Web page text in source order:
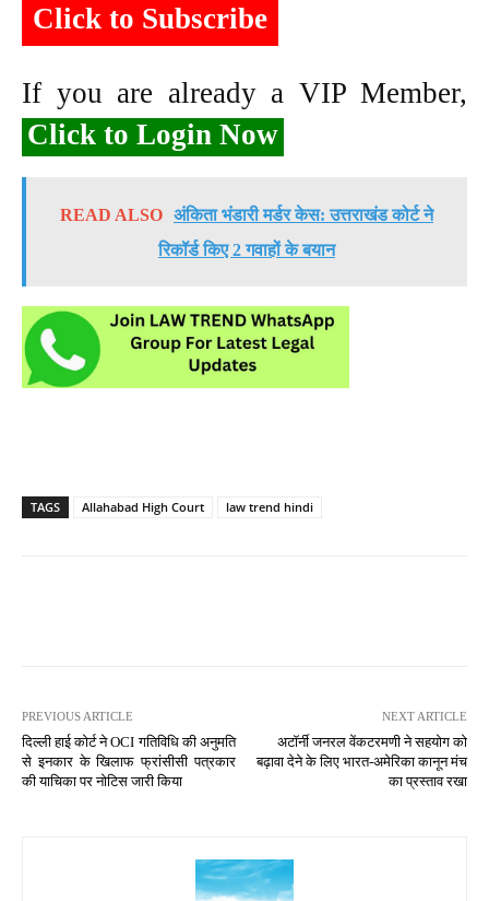
Click to Subscribe
If you are already a VIP Member,
Click to Login Now
READ ALSO अंकिता भंडारी मर्डर केस: उत्तराखंड कोर्ट ने
रिकॉर्ड किए 2 गवाहों के बयान
TAGS Allahabad High Court law trend hindi
PREVIOUS ARTICLE
दिल्ली हाई कोर्ट ने OCI गतिविधि की अनुमति
से इनकार के खिलाफ फ्रांसीसी पत्रकार
की याचिका पर नोटिस जारी किया
NEXT ARTICLE
अटॉर्नी जनरल वेंकटरमणी ने सहयोग को
बढ़ावा देने के लिए भारत-अमेरिका कानून मंच
का प्रस्ताव रखा